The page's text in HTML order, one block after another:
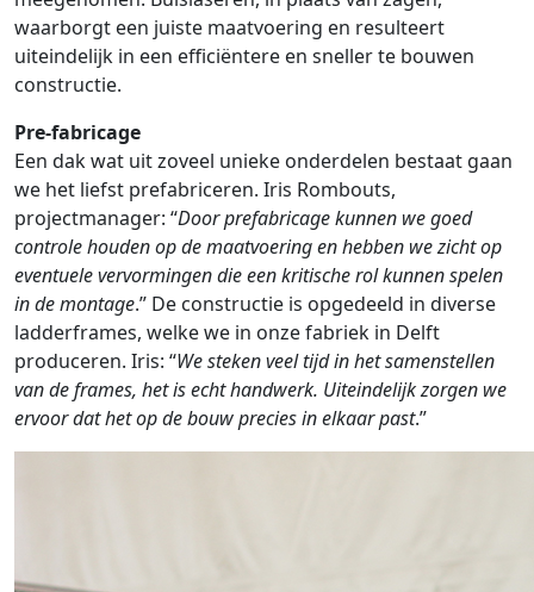
waarborgt een juiste maatvoering en resulteert
uiteindelijk in een efficiëntere en sneller te bouwen
constructie.
Pre-fabricage
Een dak wat uit zoveel unieke onderdelen bestaat gaan
we het liefst prefabriceren. Iris Rombouts,
projectmanager: “Door prefabricage kunnen we goed
controle houden op de maatvoering en hebben we zicht op
eventuele vervormingen die een kritische rol kunnen spelen
in de montage.” De constructie is opgedeeld in diverse
ladderframes, welke we in onze fabriek in Delft
produceren. Iris: “We steken veel tijd in het samenstellen
van de frames, het is echt handwerk. Uiteindelijk zorgen we
ervoor dat het op de bouw precies in elkaar past.”